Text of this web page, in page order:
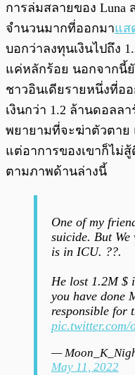
การล่มสลายของ Luna
จำนวนมากที่ออกมาแส
บอกว่าลงทุนเงินไปถึง
แค่หลักร้อย นอกจากนี้
ชาวอินเดียรายหนึ่งที่อ
เงินกว่า 1.2 ล้านดอลล
พยายามที่จะฆ่าตัวตาย
แต่อาการของเขาก็ไม่สู้
ตามภาพด้านล่างนี้
One of my
suicide. But We
is in ICU. ??.
He lost 1.2M $
you have done
responsible for
pic.twitter.com/
—
May 11, 2022